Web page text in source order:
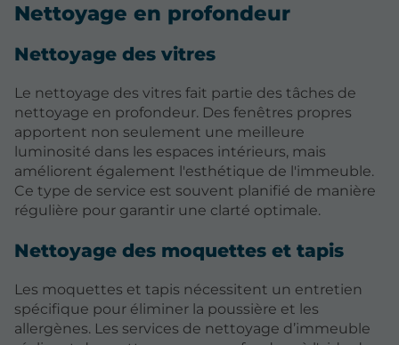
Nettoyage en profondeur
Nettoyage des vitres
Le nettoyage des vitres fait partie des tâches de
nettoyage en profondeur. Des fenêtres propres
apportent non seulement une meilleure
luminosité dans les espaces intérieurs, mais
améliorent également l'esthétique de l'immeuble.
Ce type de service est souvent planifié de manière
régulière pour garantir une clarté optimale.
Nettoyage des moquettes et tapis
Les moquettes et tapis nécessitent un entretien
spécifique pour éliminer la poussière et les
allergènes. Les services de nettoyage d’immeuble